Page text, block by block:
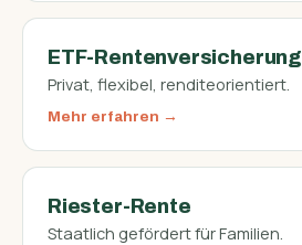
ETF-Rentenversicherung
Privat, flexibel, renditeorientiert.
Mehr erfahren
Riester-Rente
Staatlich gefördert für Familien.